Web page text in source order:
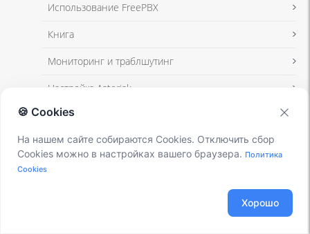
Использование FreePBX
Книга
Мониторинг и траблшутинг
Настройка Asterisk
Настройка IP-телефонов
Настройка VoIP-оборудования
🍪 Cookies
На нашем сайте собираются Cookies. Отключить сбор
Cookies можно в настройках вашего браузера. Политика
Cookies
Хорошо